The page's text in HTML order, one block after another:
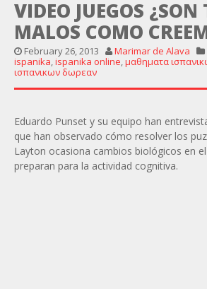
VIDEO JUEGOS ¿SON
MALOS COMO
February 26, 2013 Marimar de Alava
ispanika,ispanika online,μαθηματα
ισπανικων δωρεαν
Eduardo Punset y su equipo han
que han observado cómo resolver los
Layton ocasiona cambios biológicos en
preparan para la actividad cognitiva.